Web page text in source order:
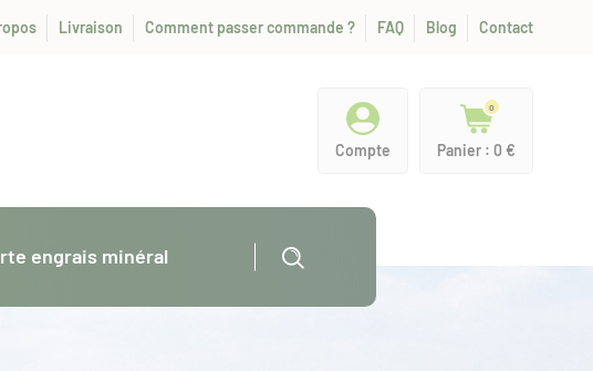
Livraison Comment passer commande ? FAQ Blog Contact
Compte
0
Panier : 0 €
engrais minéral